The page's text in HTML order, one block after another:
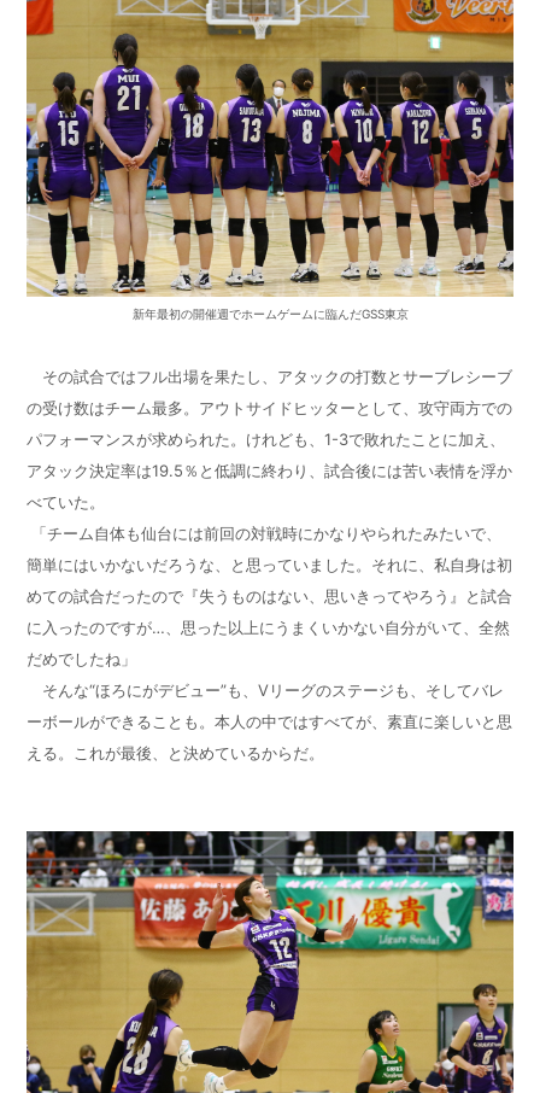
新年最初の開催週でホームゲームに臨んだGSS東京
その試合ではフル出場を果たし、アタックの打数とサーブレシーブ
の受け数はチーム最多。アウトサイドヒッターとして、攻守両方での
パフォーマンスが求められた。けれども、1-3で敗れたことに加え、
アタック決定率は19.5％と低調に終わり、試合後には苦い表情を浮か
べていた。
「チーム自体も仙台には前回の対戦時にかなりやられたみたいで、
簡単にはいかないだろうな、と思っていました。それに、私自身は初
めての試合だったので『失うものはない、思いきってやろう』と試合
に入ったのですが…、思った以上にうまくいかない自分がいて、全然
だめでしたね」
そんな“ほろにがデビュー”も、Vリーグのステージも、そしてバレ
ーボールができることも。本人の中ではすべてが、素直に楽しいと思
える。これが最後、と決めているからだ。